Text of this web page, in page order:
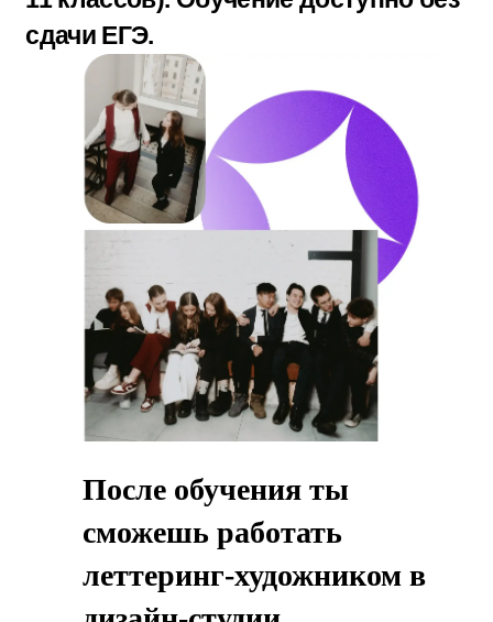
КАК МЫ ОБУЧАЕМ
ЛЕТТЕРИНГ-
ХУДОЖНИКА В САНКТ-
ПЕТЕРБУРГЕ
1−2 семестр. Знакомство
с основами профессии
3 семестр. Развитие
профессиональной культуры и
художественного вкуса
4 семестр. Углубление в
специальность и развитие